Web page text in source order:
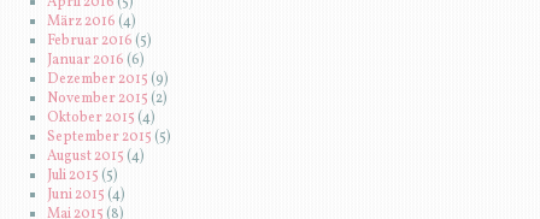
März 2016 (4)
Februar 2016(5)
Januar 2016 (6)
Dezember 2015 (9)
November 2015 (2)
Oktober 2015 (4)
September 2015 (5)
August 2015 (4)
Juli 2015 (5)
Juni 2015 (4)
Mai 2015(8)